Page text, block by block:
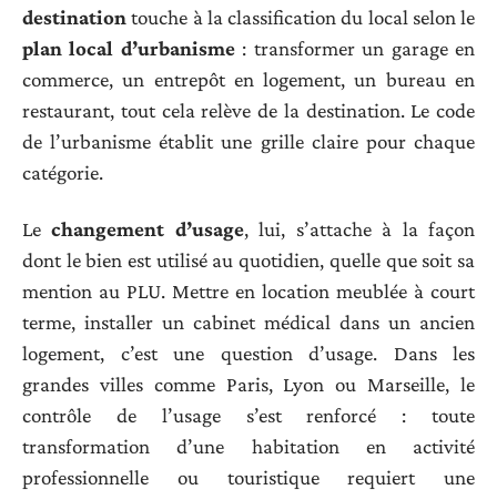
destinationtouche à la classification du local selon le
plan local d’urbanisme: transformer un garage en
commerce, un entrepôt en logement, un bureau en
restaurant, tout cela relève de la destination. Le code
de l’urbanisme établit une grille claire pour chaque
catégorie.
Lechangement d’usage, lui, s’attache à la façon
dont le bien est utilisé au quotidien, quelle que soit sa
mention au PLU. Mettre en location meublée à court
terme, installer un cabinet médical dans un ancien
logement, c’est une question d’usage. Dans les
grandes villes comme Paris, Lyon ou Marseille, le
contrôle de l’usage s’est renforcé : toute
transformation d’une habitation en activité
professionnelle ou touristique requiert une